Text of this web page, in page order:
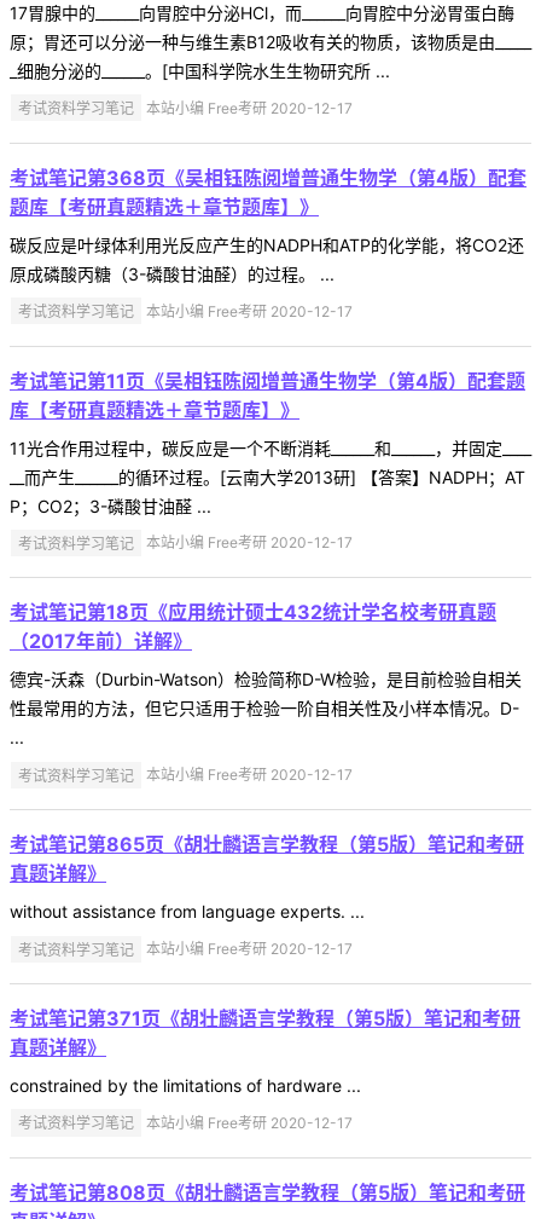
17胃腺中的______向胃腔中分泌HCl，而______向胃腔中分泌胃蛋白酶
原；胃还可以分泌一种与维生素B12吸收有关的物质，该物质是由_____
_细胞分泌的______。[中国科学院水生生物研究所 ...
考试资料学习笔记 本站小编 Free考研 2020-12-17
考试笔记第368页《吴相钰陈阅增普通生物学（第4版）配套
题库【考研真题精选＋章节题库】》
碳反应是叶绿体利用光反应产生的NADPH和ATP的化学能，将CO2还
原成磷酸丙糖（3-磷酸甘油醛）的过程。 ...
考试资料学习笔记 本站小编 Free考研 2020-12-17
考试笔记第11页《吴相钰陈阅增普通生物学（第4版）配套题
库【考研真题精选＋章节题库】》
11光合作用过程中，碳反应是一个不断消耗______和______，并固定____
__而产生______的循环过程。[云南大学2013研] 【答案】NADPH；AT
P；CO2；3-磷酸甘油醛 ...
考试资料学习笔记 本站小编 Free考研 2020-12-17
考试笔记第18页《应用统计硕士432统计学名校考研真题
（2017年前）详解》
德宾-沃森（Durbin-Watson）检验简称D-W检验，是目前检验自相关
性最常用的方法，但它只适用于检验一阶自相关性及小样本情况。D-
...
考试资料学习笔记 本站小编 Free考研 2020-12-17
考试笔记第865页《胡壮麟语言学教程（第5版）笔记和考研
真题详解》
without assistance from language experts. ...
考试资料学习笔记 本站小编 Free考研 2020-12-17
考试笔记第371页《胡壮麟语言学教程（第5版）笔记和考研
真题详解》
constrained by the limitations of hardware ...
考试资料学习笔记 本站小编 Free考研 2020-12-17
考试笔记第808页《胡壮麟语言学教程（第5版）笔记和考研